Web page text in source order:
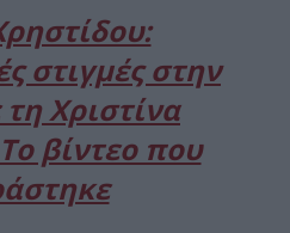
στιγμές στην
Χριστίνα
βίντεο που